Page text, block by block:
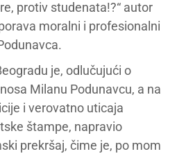
protiv studenata!?“ autor
moralni i profesionalni
je, odlučujući o
Milanu Podunavcu, a na
i verovatno uticaja
štampe, napravio
prekršaj, čime je, po mom